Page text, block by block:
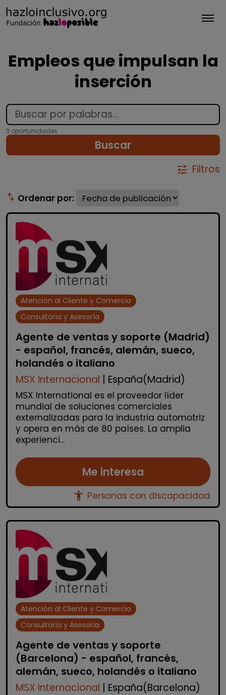
Empleos que impulsan la
inserción
3 oportunidades
Buscar
tune Filtros
swap_vert Ordenar por:
Atención al Cliente y Comercio
Consultoría y Asesoría
Agente de ventas y soporte (Madrid)
- español, francés, alemán, sueco,
holandés o italiano
MSX Internacional | España(Madrid)
MSX International es el proveedor líder
mundial de soluciones comerciales
externalizadas para la industria automotriz
y opera en más de 80 países. La amplia
experienci...
Me interesa
accessibility_new Personas con discapacidad
Atención al Cliente y Comercio
Consultoría y Asesoría
Agente de ventas y soporte
(Barcelona) - español, francés,
alemán, sueco, holandés o italiano
MSX Internacional | España(Barcelona)